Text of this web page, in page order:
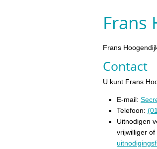
Frans
Frans
Contact
U kunt Frans
E-mail:
Telefoon:
Uitnodigen
vrijwilliger